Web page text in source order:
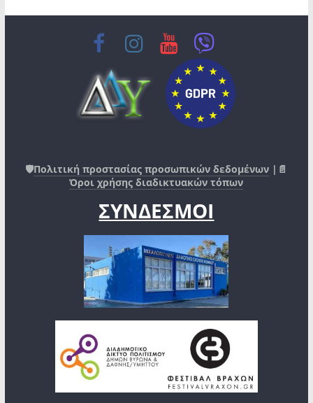
🛡️Πολιτική προστασίας προσωπικών δεδομένων |📄
Όροι χρήσης διαδικτυακών τόπων
ΣΥΝΔΕΣΜΟΙ